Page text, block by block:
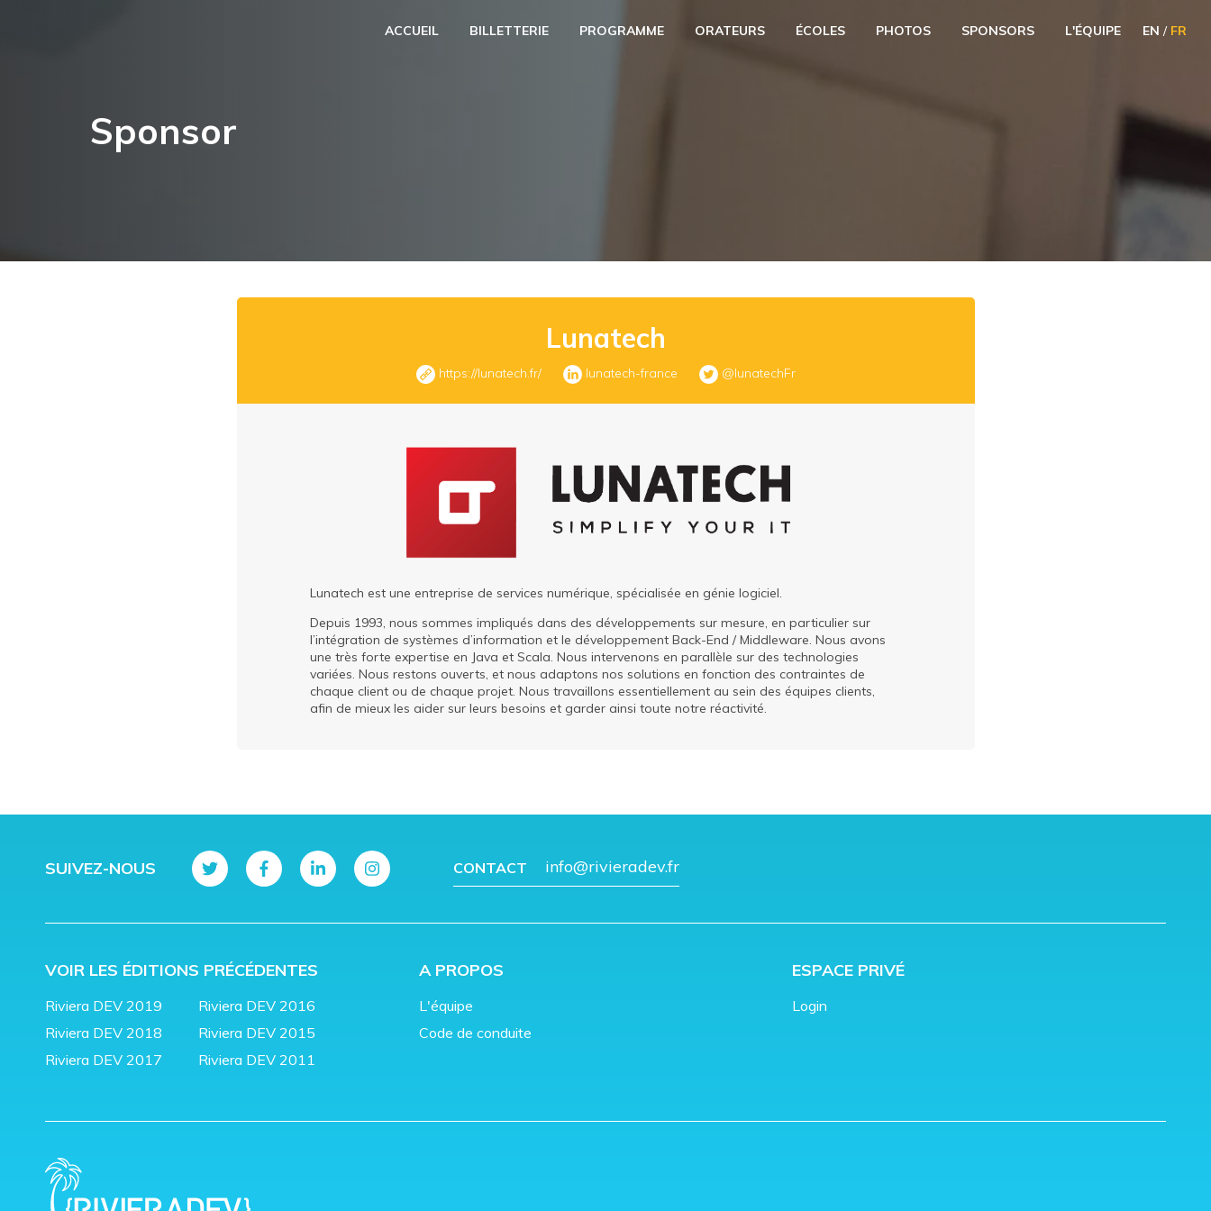
ACCUEIL BILLETTERIE PROGRAMME ORATEURS ÉCOLES PHOTOS SPONSORS L'ÉQUIPE EN / FR
Sponsor
Lunatech
https://lunatech.fr/ lunatech-france @lunatechFr
Lunatech est une entreprise de services numérique, spécialisée en génie logiciel.
Depuis 1993, nous sommes impliqués dans des développements sur mesure, en particulier sur
l’intégration de systèmes d’information et le développement Back-End / Middleware. Nous avons
une très forte expertise en Java et Scala. Nous intervenons en parallèle sur des technologies
variées. Nous restons ouverts, et nous adaptons nos solutions en fonction des contraintes de
chaque client ou de chaque projet. Nous travaillons essentiellement au sein des équipes clients,
afin de mieux les aider sur leurs besoins et garder ainsi toute notre réactivité.
VOIR LES ÉDITIONS PRÉCÉDENTES
Riviera DEV 2019
Riviera DEV 2018
Riviera DEV 2017
Riviera DEV 2016
Riviera DEV 2015
Riviera DEV 2011
A PROPOS
L'équipe
Code de conduite
ESPACE PRIVÉ
Login
SUIVEZ-NOUS CONTACT info@rivieradev.fr